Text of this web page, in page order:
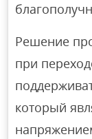
Решение
при
который